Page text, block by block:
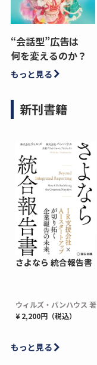
“会話型”広告は
何を変えるのか？
もっと見る
新刊書籍
さよなら 統合報告書
ウィルズ・パンハウス 著
¥ 2,200円（税込）
もっと見る